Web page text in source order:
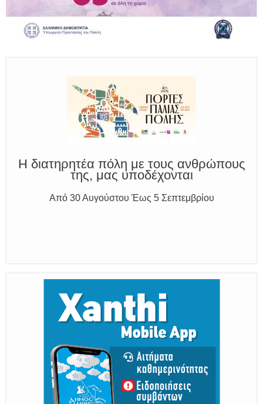
Η διατηρητέα πόλη με τους ανθρώπους
της, μας υποδέχονται
Από 30 Αυγούστου Έως 5 Σεπτεμβρίου
Παραμένουμε Προσεκτικοί
Καλούμε Άμεσα την Πυροσβεστική στο 199 ή στο 112